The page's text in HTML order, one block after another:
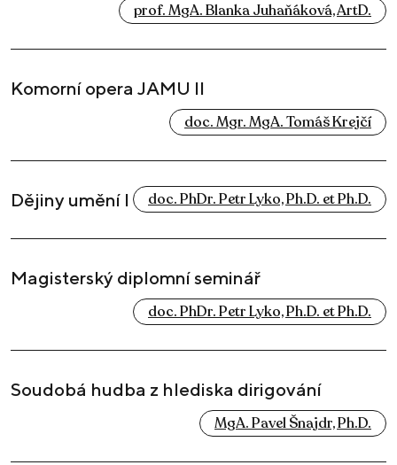
prof. MgA. Blanka Juhaňáková, ArtD.
Komorní opera JAMU II
doc. Mgr. MgA. Tomáš Krejčí
Dějiny umění I doc. PhDr. Petr Lyko, Ph.D. et Ph.D.
Magisterský diplomní seminář
doc. PhDr. Petr Lyko, Ph.D. et Ph.D.
Soudobá hudba z hlediska dirigování
MgA. Pavel Šnajdr, Ph.D.